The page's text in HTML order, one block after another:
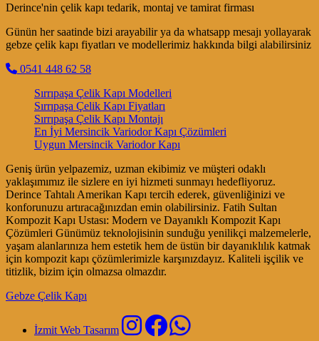
Derince'nin çelik kapı tedarik, montaj ve tamirat firması
Günün her saatinde bizi arayabilir ya da whatsapp mesajı yollayarak
gebze çelik kapı fiyatları ve modellerimiz hakkında bilgi alabilirsiniz
0541 448 62 58
Sırrıpaşa Çelik Kapı Modelleri
Sırrıpaşa Çelik Kapı Fiyatları
Sırrıpaşa Çelik Kapı Montajı
En İyi Mersincik Variodor Kapı Çözümleri
Uygun Mersincik Variodor Kapı
Geniş ürün yelpazemiz, uzman ekibimiz ve müşteri odaklı
yaklaşımımız ile sizlere en iyi hizmeti sunmayı hedefliyoruz.
Derince Tahtalı Amerikan Kapı tercih ederek, güvenliğinizi ve
konforunuzu artıracağınızdan emin olabilirsiniz. Fatih Sultan
Kompozit Kapı Ustası: Modern ve Dayanıklı Kompozit Kapı
Çözümleri Günümüz teknolojisinin sunduğu yenilikçi malzemelerle,
yaşam alanlarınıza hem estetik hem de üstün bir dayanıklılık katmak
için kompozit kapı çözümlerimizle karşınızdayız. Kaliteli işçilik ve
titizlik, bizim için olmazsa olmazdır.
Gebze Çelik Kapı
İzmit Web Tasarım